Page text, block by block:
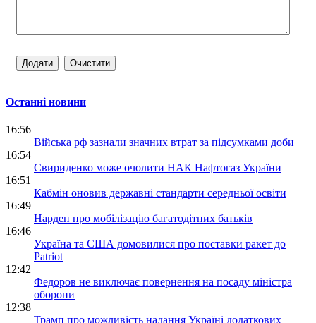
Останні новини
16:56
Війська рф зазнали значних втрат за підсумками доби
16:54
Свириденко може очолити НАК Нафтогаз України
16:51
Кабмін оновив державні стандарти середньої освіти
16:49
Нардеп про мобілізацію багатодітних батьків
16:46
Україна та США домовилися про поставки ракет до
Patriot
12:42
Федоров не виключає повернення на посаду міністра
оборони
12:38
Трамп про можливість надання Україні додаткових